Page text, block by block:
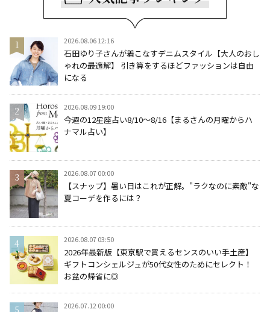
2026.08.06 12:16
石田ゆり子さんが着こなすデニムスタイル【大人のおし
ゃれの最適解】 引き算をするほどファッションは自由
になる
2026.08.09 19:00
今週の12星座占い8/10～8/16【まるさんの月曜からハ
ナマル占い】
2026.08.07 00:00
【スナップ】暑い日はこれが正解。"ラクなのに素敵"な
夏コーデを作るには？
2026.08.07 03:50
2026年最新版【東京駅で買えるセンスのいい手土産】
ギフトコンシェルジュが50代女性のためにセレクト！
お盆の帰省に◎
2026.07.12 00:00